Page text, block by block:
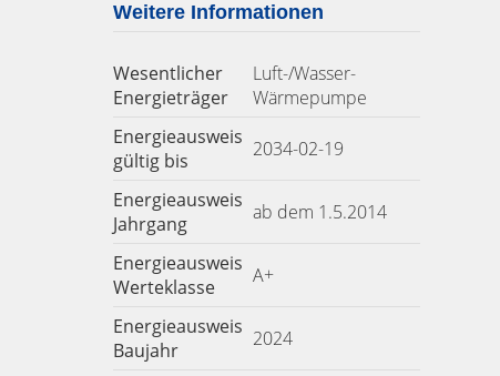
Weitere Informationen
Wesentlicher
Energieträger
Luft-/Wasser-
Wärmepumpe
Energieausweis
gültig bis
2034-02-19
Energieausweis
Jahrgang
ab dem 1.5.2014
Energieausweis
Werteklasse
A+
Energieausweis
Baujahr
2024